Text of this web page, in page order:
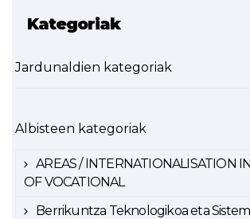
Kategoriak
Jardunaldien kategoriak
Albisteen kategoriak
AREAS / INTERNATIONALISATION
OF VOCATIONAL
Berrikuntza Teknologikoa eta